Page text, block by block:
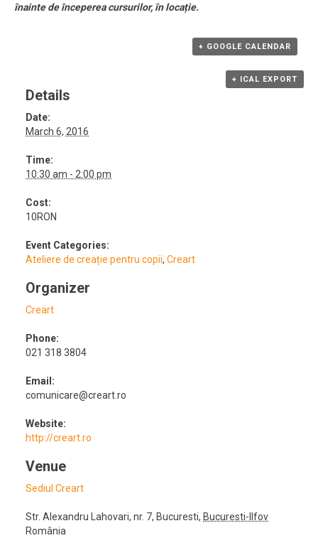
înainte de începerea cursurilor, în locație.
+ GOOGLE CALENDAR
+ ICAL EXPORT
Details
Date:
March 6, 2016
Time:
10:30 am - 2:00 pm
Cost:
10RON
Event Categories:
Ateliere de creație pentru copii,Creart
Organizer
Creart
Phone:
021 318 3804
Email:
comunicare@creart.ro
Website:
http://creart.ro
Venue
Sediul Creart
Str. Alexandru Lahovari, nr. 7, Bucuresti, Bucuresti-Ilfov
România